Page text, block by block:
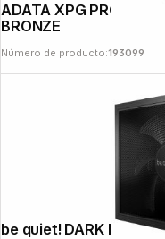
ADATA XPG PROBE NETZTEIL BULK 600W 80 PLUS
BRONZE
Número de producto:193099